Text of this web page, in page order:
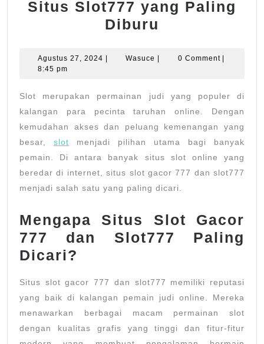
Situs Slot777 yang Paling
Diburu
Slot
Situs
Slot777
yang
Paling
Diburu
Agustus 27, 2024 AgustusWasuce Wasuce0 Comment
8:45 pm
Slot merupakan permainan judi yang populer di
kalangan para pecinta taruhan online. Dengan
kemudahan akses dan peluang kemenangan yang
besar, slot menjadi pilihan utama bagi banyak
pemain. Di antara banyak situs slot online yang
beredar di internet, situs slot gacor 777 dan slot777
menjadi salah satu yang paling dicari.
Mengapa Situs Slot Gacor
777 dan Slot777 Paling
Dicari?
Situs slot gacor 777 dan slot777 memiliki reputasi
yang baik di kalangan pemain judi online. Mereka
menawarkan berbagai macam permainan slot
dengan kualitas grafis yang tinggi dan fitur-fitur